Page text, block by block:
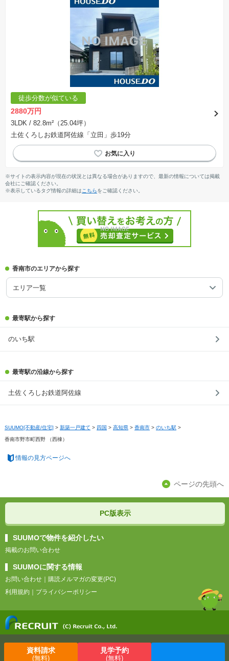
資料請求
(無料)
見学予約
(無料)
徒歩分数が似ている
2880万円
3LDK / 82.8m²（25.04坪）
土佐くろしお鉄道阿佐線「立田」歩19分
※サイトの表示内容が現在の状況とは異なる場合がありますので、最新の情報については掲載
会社にご確認ください。
※表示しているタグ情報の詳細は こちらをご確認ください。
香南市のエリアから探す
エリア一覧
最寄駅から探す
のいち駅
最寄駅の沿線から探す
土佐くろしお鉄道阿佐線
SUUMO[不動産/住宅] > 新築一戸建て > 四国 > 高知県 > 香南市 > のいち駅 >
香南市野市町西野 （西棟）
情報の見方ページへ
ページの先頭へ
PC版表示
SUUMOで物件を紹介したい
掲載のお問い合わせ
SUUMOに関する情報
お問い合わせ
購読メルマガの変更(PC)
利用規約
プライバシーポリシー